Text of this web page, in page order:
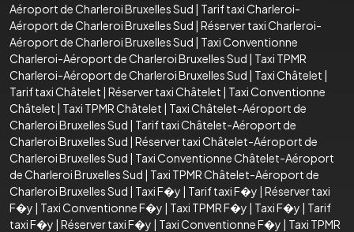
Aéroport de Charleroi Bruxelles Sud | Tarif taxi Charleroi-
Aéroport de Charleroi Bruxelles Sud | Réserver taxi Charleroi-
Aéroport de Charleroi Bruxelles Sud | Taxi Conventionne
Charleroi-Aéroport de Charleroi Bruxelles Sud | Taxi TPMR
Charleroi-Aéroport de Charleroi Bruxelles Sud | Taxi Châtelet |
Tarif taxi Châtelet | Réserver taxi Châtelet | Taxi Conventionne
Châtelet | Taxi TPMR Châtelet | Taxi Châtelet-Aéroport de
Charleroi Bruxelles Sud | Tarif taxi Châtelet-Aéroport de
Charleroi Bruxelles Sud | Réserver taxi Châtelet-Aéroport de
Charleroi Bruxelles Sud | Taxi Conventionne Châtelet-Aéroport
de Charleroi Bruxelles Sud | Taxi TPMR Châtelet-Aéroport de
Charleroi Bruxelles Sud | Taxi F�y | Tarif taxi F�y | Réserver taxi
F�y | Taxi Conventionne F�y | Taxi TPMR F�y | Taxi F�y | Tarif
taxi F�y | Réserver taxi F�y | Taxi Conventionne F�y | Taxi TPMR